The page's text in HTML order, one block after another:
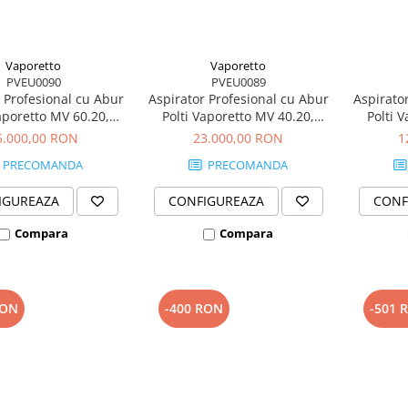
Vaporetto
PVEU0090
cu Abur
MV 60.20,
Injecție/Extracție,
L, 160°C, Gri
RON
PRECOMANDA
Compara
Vaporetto
PVEU0089
Aspirator Profesional cu Abur
Polti Vaporetto MV 40.20,
Funcție Injecție/Extracție,
2 L, 160°C, Gri
23.000,00 RON
PRECOMANDA
CONFIGUREAZA
Compara
Polti
-400 RON -501